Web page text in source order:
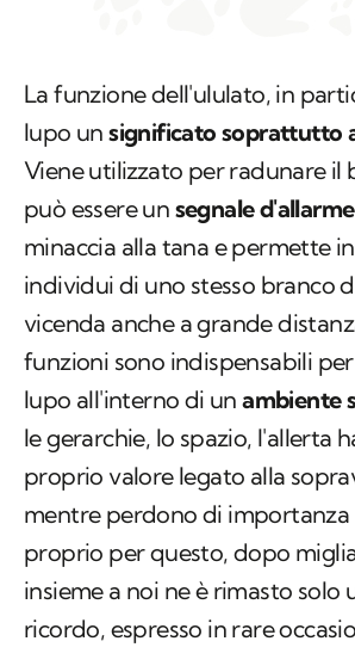
La funzione dell'ululato, in
lupo unsignificato soprattutto
Viene utilizzato per radunare il
può essere un segnale d'allarme
minaccia alla tana e permette
individui di uno stesso branco
vicenda anche a grande
funzioni sono indispensabili
lupo all'interno di unambiente
le gerarchie, lo spazio, l'allerta
proprio valore legato alla
mentre perdono di importanza
proprio per questo, dopo
insieme a noi ne è rimasto solo
ricordo, espresso in rare